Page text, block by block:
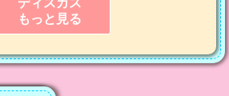
もっと見る